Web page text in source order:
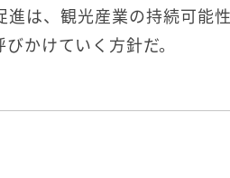
進は、観光産業の持続可能
かけていく方針だ。